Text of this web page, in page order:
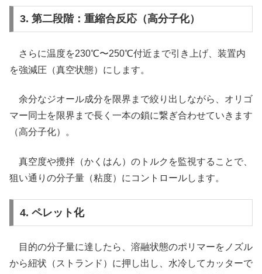
3. 第二段階：重縮合反応（高分子化）
さらに温度を230℃〜250℃付近まで引き上げ、装置内
を強減圧（真空状態）にします。
余分なジオール成分を限界まで絞り出しながら、オリゴ
マー同士を限界まで長く一本の鎖に繋ぎ合わせていきます
（高分子化）。
真空度や攪拌（かくはん）のトルクを監視することで、
狙い通りの分子量（粘度）にコントロールします。
4. ペレット化
目的の分子量に達したら、溶融状態のポリマーをノズル
から紐状（ストランド）に押し出し、水冷してカッターで